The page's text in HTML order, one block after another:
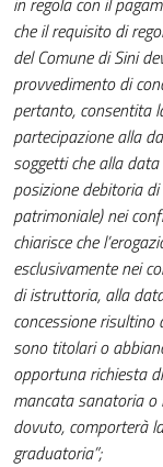
che il requisito di
del Comune di Sini
provvedimento di
pertanto, consentita
partecipazione alla
soggetti che alla
posizione debitoria
patrimoniale) nei
chiarisce che
esclusivamente nei
di istruttoria, alla
concessione
sono titolari o
opportuna richiesta
mancata sanatoria o
dovuto, comporterà
graduatoria”;